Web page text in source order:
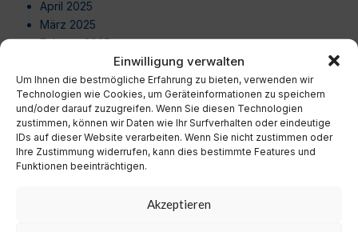
Einwilligung verwalten
Um Ihnen die bestmögliche Erfahrung zu bieten, verwenden wir
Technologien wie Cookies, um Geräteinformationen zu speichern
und/oder darauf zuzugreifen. Wenn Sie diesen Technologien
zustimmen, können wir Daten wie Ihr Surfverhalten oder eindeutige
IDs auf dieser Website verarbeiten. Wenn Sie nicht zustimmen oder
Ihre Zustimmung widerrufen, kann dies bestimmte Features und
Funktionen beeinträchtigen.
Akzeptieren
April 2025
März 2025
Februar 2025
Dezember 2024
November 2024
Oktober 2024
September 2024
August 2024
Juli 2024